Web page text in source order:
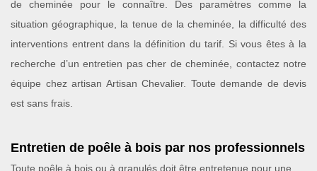
de cheminée pour le connaître. Des paramètres comme la
situation géographique, la tenue de la cheminée, la difficulté des
interventions entrent dans la définition du tarif. Si vous êtes à la
recherche d’un entretien pas cher de cheminée, contactez notre
équipe chez artisan Artisan Chevalier. Toute demande de devis
est sans frais.
Entretien de poêle à bois par nos professionnels
Toute poêle à bois ou à granulés doit être entretenue pour une